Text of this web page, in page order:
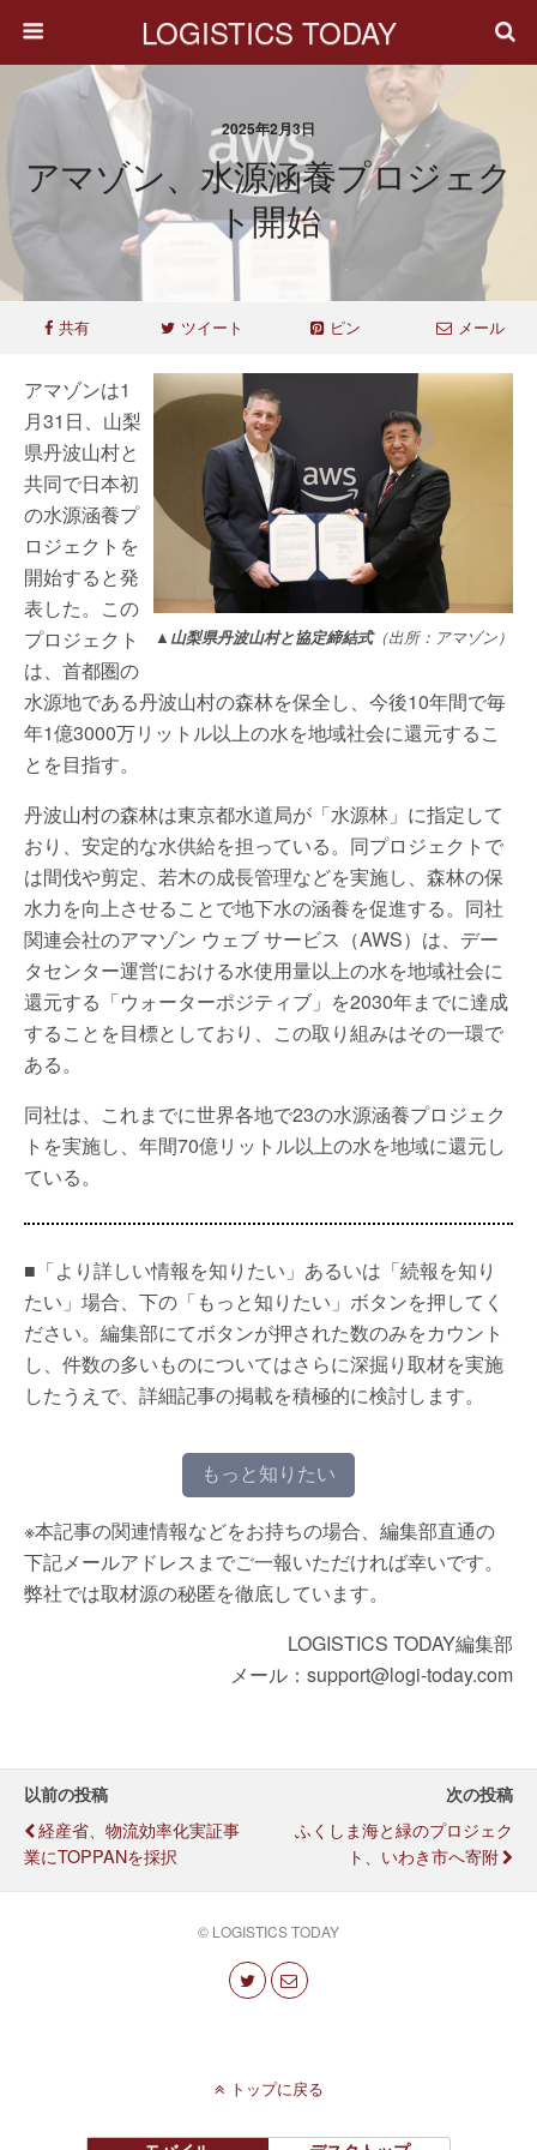
LOGISTICS TODAY
2025年2月3日
アマゾン、水源涵養プロジェク
ト開始
共有 ツイート ピン メール
▲山梨県丹波山村と協定締結式（出所：アマゾン）
アマゾンは1
月31日、山梨
県丹波山村と
共同で日本初
の水源涵養プ
ロジェクトを
開始すると発
表した。この
プロジェクト
は、首都圏の
水源地である丹波山村の森林を保全し、今後10年間で毎
年1億3000万リットル以上の水を地域社会に還元するこ
とを目指す。
丹波山村の森林は東京都水道局が「水源林」に指定して
おり、安定的な水供給を担っている。同プロジェクトで
は間伐や剪定、若木の成長管理などを実施し、森林の保
水力を向上させることで地下水の涵養を促進する。同社
関連会社のアマゾン ウェブ サービス（AWS）は、デー
タセンター運営における水使用量以上の水を地域社会に
還元する「ウォーターポジティブ」を2030年までに達成
することを目標としており、この取り組みはその一環で
ある。
同社は、これまでに世界各地で23の水源涵養プロジェク
トを実施し、年間70億リットル以上の水を地域に還元し
ている。
■「より詳しい情報を知りたい」あるいは「続報を知り
たい」場合、下の「もっと知りたい」ボタンを押してく
ださい。編集部にてボタンが押された数のみをカウント
し、件数の多いものについてはさらに深掘り取材を実施
したうえで、詳細記事の掲載を積極的に検討します。
もっと知りたい
※本記事の関連情報などをお持ちの場合、編集部直通の
下記メールアドレスまでご一報いただければ幸いです。
弊社では取材源の秘匿を徹底しています。
LOGISTICS TODAY編集部
メール：support@logi-today.com
以前の投稿
経産省、物流効率化実証事
業にTOPPANを採択
次の投稿
ふくしま海と緑のプロジェク
ト、いわき市へ寄附
© LOGISTICS TODAY
トップに戻る